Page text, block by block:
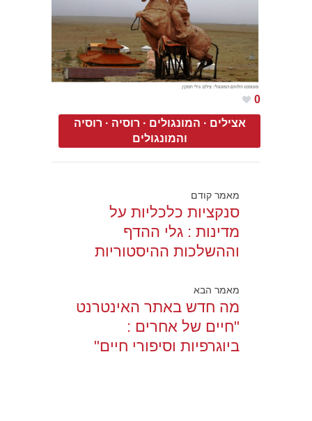
0
אצילים · המונגולים · רוסיה · רוסיה
והמונגולים
מאמר קודם
סנקציות כלכליות על
מדינות : גלי ההדף
וההשלכות ההיסטוריות
מאמר הבא
מה חדש באתר האינטרנט
"חיים של אחרים :
ביוגרפיות וסיפורי חיים"